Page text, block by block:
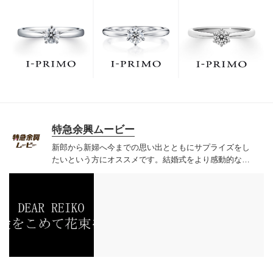
でお待ちしております。リング選びの最初の一歩をご一
緒に。まずは、アイプリモへ。
特急余興ムービー
新郎から新婦へ今までの思い出とともにサプライズをし
たいという方にオススメです。 結婚式をより感動的なも
のに思い出深いものにすることができる演出です。